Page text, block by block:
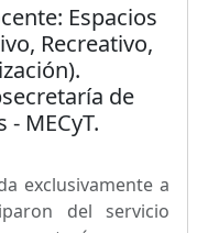
Espacios
Recreativo,
de
MECyT.
exclusivamente a
del servicio